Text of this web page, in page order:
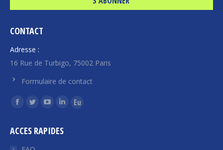
CONTACT
Adresse :
16 Rue de Turbigo, 75002 Paris
Formulaire de contact
Trouvez nous sur :
La
Facebook
s'ouvre
La
Twitter
s'ouvre
La
YouTube
La
LinkedIn
La
ACCES RAPIDES